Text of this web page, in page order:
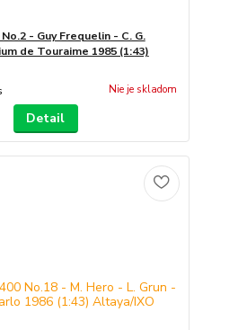
- Guy Frequelin - C. G.
de Touraime 1985 (1:43)
Nie je skladom
Detail